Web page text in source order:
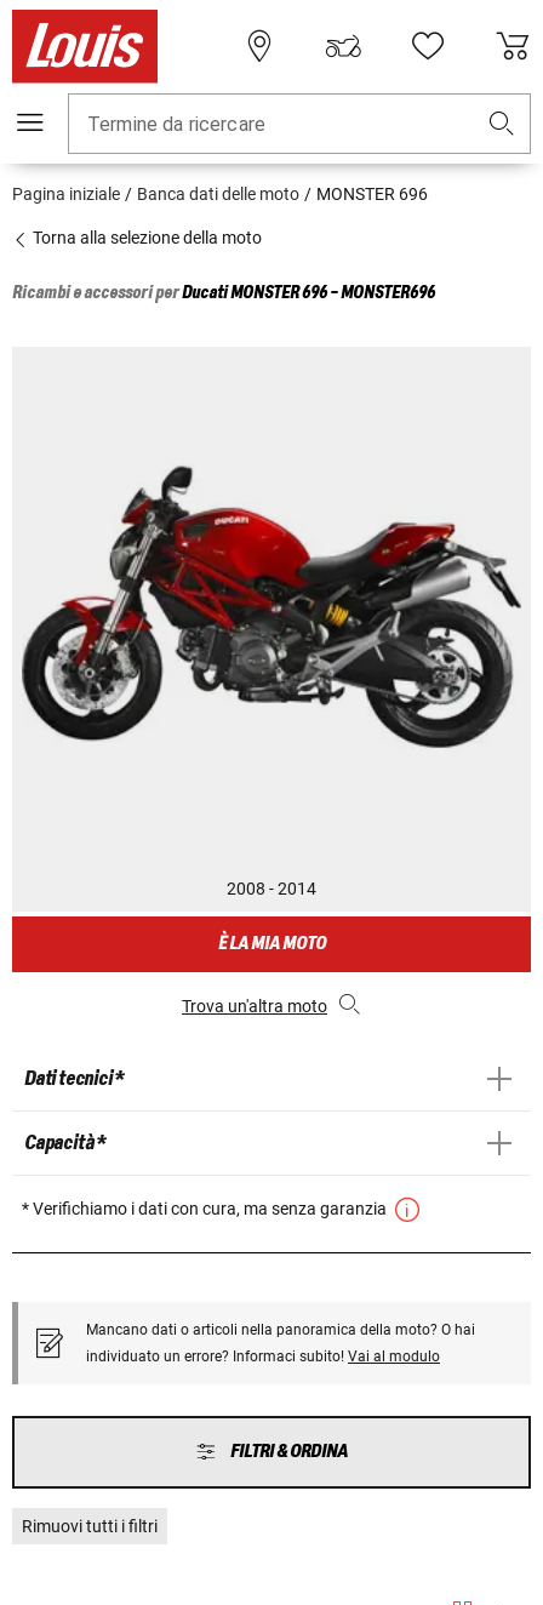
Termine da ricercare
Pagina iniziale Banca dati delle moto MONSTER 696
Torna alla selezione della moto
Ricambi e accessori perDucatiMONSTER 696 - MONSTER696
2008 - 2014
È LA MIA MOTO
Trova un'altra moto
Dati tecnici *
Capacità *
* Verifichiamo i dati con cura, ma senza garanzia
Mancano dati o articoli nella panoramica della moto? O hai
individuato un errore? Informaci subito! Vai al modulo
FILTRI & ORDINA
Rimuovi tutti i filtri